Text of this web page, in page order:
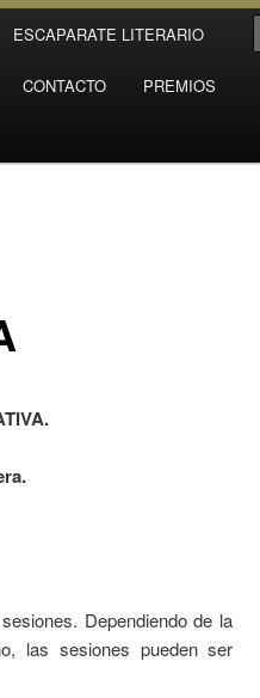
ESCAPARATE LITERARIO
CONTACTO PREMIOS
Dependiendo de la
las sesiones pueden ser